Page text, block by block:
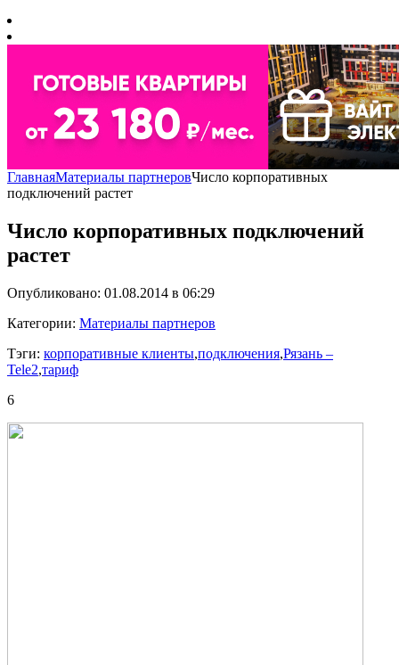
ГлавнаяМатериалы партнеровЧисло корпоративных
подключений растет
Число корпоративных подключений
растет
Опубликовано: 01.08.2014 в 06:29
Категории: Материалы партнеров
Тэги: корпоративные клиенты,подключения,Рязань –
Tele2,тариф
6